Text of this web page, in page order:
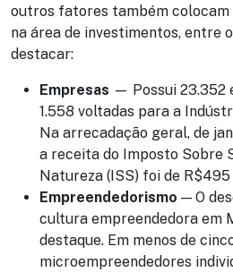
outros fatores também colocam
na área de investimentos, entre
destacar:
Empresas — Possui 23.352
1.558 voltadas para a
Na arrecadação geral, de
a receita do Imposto Sobre
Natureza (ISS) foi de
Empreendedorismo — O
cultura empreendedora em
destaque. Em menos de
microempreendedores